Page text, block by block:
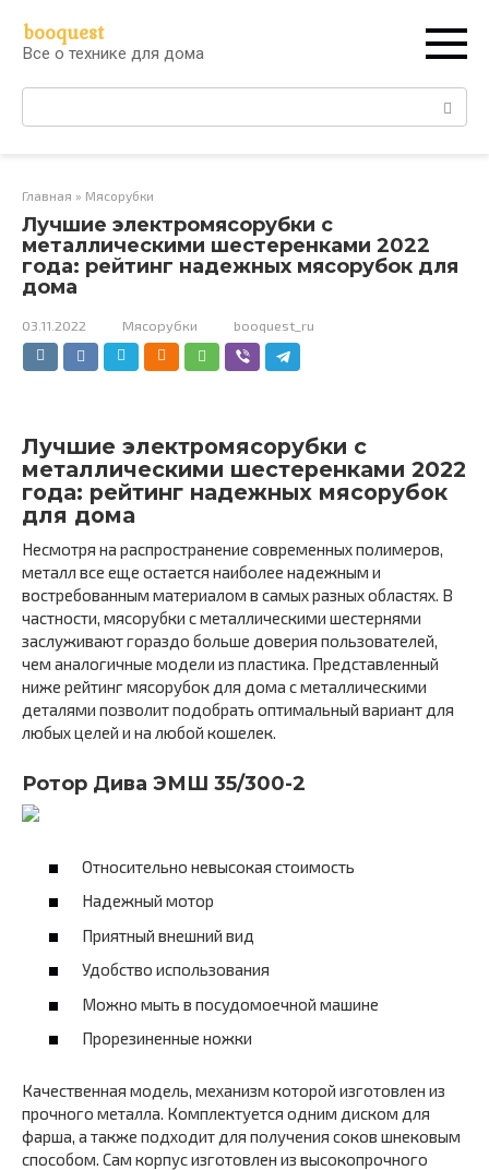
контенту
booquest
Все о технике для дома
Поиск:
Главная » Мясорубки
Лучшие электромясорубки с
металлическими шестеренками 2022
года: рейтинг надежных мясорубок для
дома
03.11.2022 Мясорубки booquest_ru
Лучшие электромясорубки с
металлическими шестеренками 2022
года: рейтинг надежных мясорубок
для дома
Несмотря на распространение современных полимеров,
металл все еще остается наиболее надежным и
востребованным материалом в самых разных областях. В
частности, мясорубки с металлическими шестернями
заслуживают гораздо больше доверия пользователей,
чем аналогичные модели из пластика. Представленный
ниже рейтинг мясорубок для дома с металлическими
деталями позволит подобрать оптимальный вариант для
любых целей и на любой кошелек.
Ротор Дива ЭМШ 35/300-2
Относительно невысокая стоимость
Надежный мотор
Приятный внешний вид
Удобство использования
Можно мыть в посудомоечной машине
Прорезиненные ножки
Качественная модель, механизм которой изготовлен из
прочного металла. Комплектуется одним диском для
фарша, а также подходит для получения соков шнековым
способом. Сам корпус изготовлен из высокопрочного